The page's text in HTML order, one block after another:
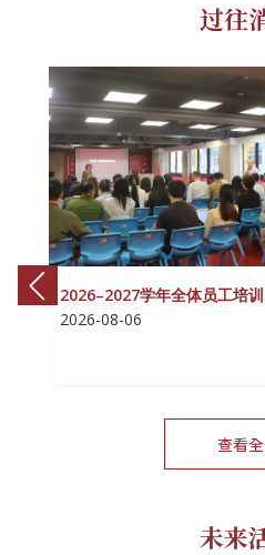
过往
2026–2027学年全体员工培训
2026-08-06
查看
未来